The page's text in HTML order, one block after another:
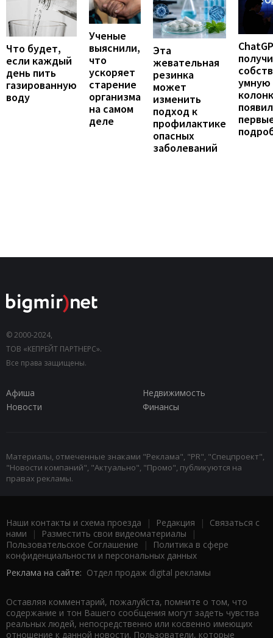
Что будет,
если каждый
день пить
газированную
воду
Ученые
выяснили,
что
ускоряет
старение
организма
на самом
деле
Эта
жевательная
резинка
может
изменить
подход к
профилактике
опасных
заболеваний
умную
© 2000-2024,
ТОВ «КЕПРЕЙТ ПАРТНЕРС».
Все права защищены.
Афиша
Недвижимость
Новости
Финансы
Материалы, отмеченные знаками "Реклама", "PR", "Спецпроект",
"Новости компаний", "Актуально", "Промо", публикуются на
правах рекламы.
Наши контакты и схема проезда | Редакция | Связаться с
нами | Разместить свои видеоматериалы |
Пользовательское Соглашение |
Политика в сфере
конфиденциальности и персональных данных
Реклама на сайте: Отдел продаж digital рекламы
Оставляя комментарий, пожалуйста, помните о том, что
содержание и тон Вашего сообщения могут задеть чувства
реальных людей, непосредственно или косвенно имеющих
отношение к данной новости. Пользователи, которые